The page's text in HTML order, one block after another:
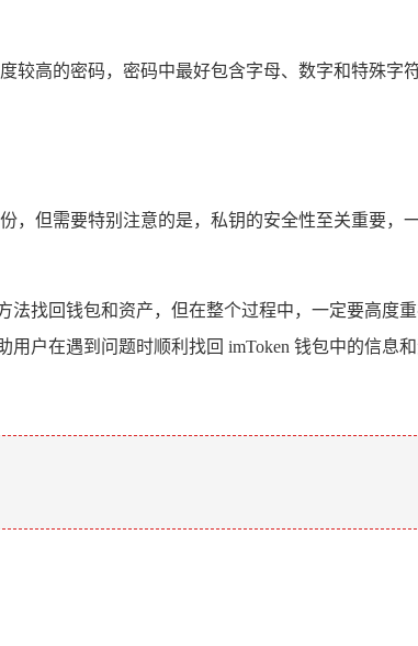
较高的密码，密码中最好包含字母、数字和特殊字
，但需要特别注意的是，私钥的安全性至关重要，
找回钱包和资产，但在整个过程中，一定要高度
户在遇到问题时顺利找回 imToken 钱包中的信息